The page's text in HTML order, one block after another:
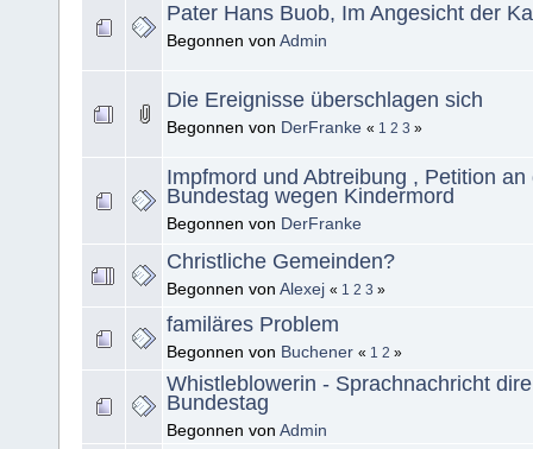
Pater Hans Buob, Im Angesicht der
Begonnen von Admin
Die Ereignisse überschlagen sich
Begonnen von DerFranke « 1 2 3 »
Impfmord und Abtreibung , Petition an
Bundestag wegen Kindermord
Begonnen von DerFranke
Christliche Gemeinden?
Begonnen von Alexej « 1 2 3 »
familäres Problem
Begonnen von Buchener « 1 2 »
Whistleblowerin - Sprachnachricht
Bundestag
Begonnen von Admin